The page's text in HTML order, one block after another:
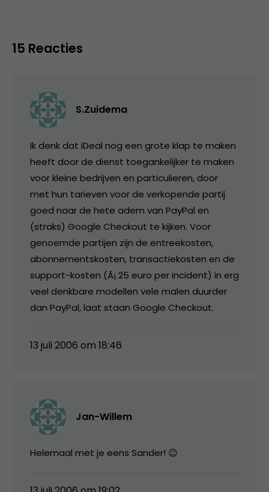
15 Reacties
S.Zuidema
Ik denk dat iDeal nog een grote klap te maken
heeft door de dienst toegankelijker te maken
voor kleine bedrijven en particulieren, door
met hun tarieven voor de verkopende partij
goed naar de hete adem van PayPal en
(straks) Google Checkout te kijken. Voor
genoemde partijen zijn de entreekosten,
abonnementskosten, transactiekosten en de
support-kosten (Ã¡ 25 euro per incident) in erg
veel denkbare modellen vele malen duurder
dan PayPal, laat staan Google Checkout.
13 juli 2006 om 18:46
Jan-Willem
Helemaal met je eens Sander! 😉